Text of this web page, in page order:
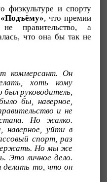
физкультуре и спорту
«Подъёму», что премии
правительство, а
что она бы так не
коммерсант. Он
хоть кому
руководитель,
бы, наверное,
и не
Но жалко.
наверное, уйти в
спорт, раз
Но мы же
Это личное дело.
делать то, что он